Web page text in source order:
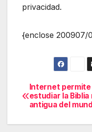
privacidad.
{enclose 200907/
de
Internet permite
estudiar la Biblia
antigua del